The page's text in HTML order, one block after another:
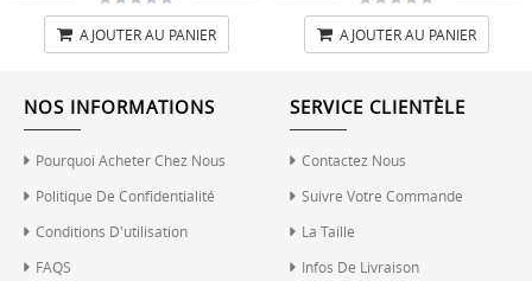
AJOUTER AU PANIER AJOUTER AU PANIER
NOS INFORMATIONS
Pourquoi Acheter Chez Nous
Politique De Confidentialité
Conditions D'utilisation
FAQS
SERVICE CLIENTÈLE
Contactez Nous
Suivre Votre Commande
La Taille
Infos De Livraison